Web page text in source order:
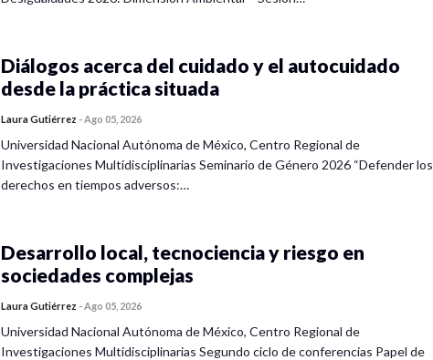
Diálogos acerca del cuidado y el autocuidado
desde la práctica situada
Laura Gutiérrez -Ago 05, 2026
Universidad Nacional Autónoma de México, Centro Regional de
Investigaciones Multidisciplinarias Seminario de Género 2026 “Defender los
derechos en tiempos adversos:…
Desarrollo local, tecnociencia y riesgo en
sociedades complejas
Laura Gutiérrez -Ago 05, 2026
Universidad Nacional Autónoma de México, Centro Regional de
Investigaciones Multidisciplinarias Segundo ciclo de conferencias Papel de